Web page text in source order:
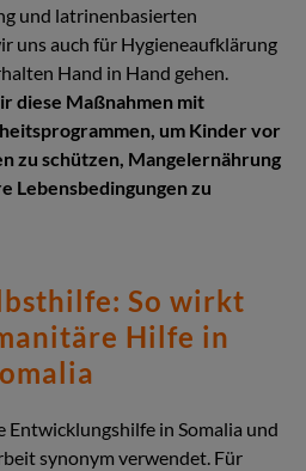
und latrinenbasierten
uns auch für Hygieneaufklärung
Hand in Hand gehen.
diese Maßnahmen mit
um Kinder vor
zu schützen, Mangelernährung
Lebensbedingungen zu
So wirkt
Hilfe in
Entwicklungshilfe in Somalia und
synonym verwendet. Für